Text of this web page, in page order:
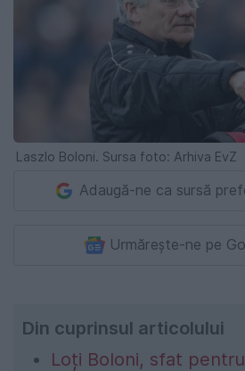
Laszlo Boloni. Sursa foto: Arhiva EvZ
Adaugă-ne ca sursă
Urmărește-ne pe
Din cuprinsul articolului
Loți Boloni, sfat